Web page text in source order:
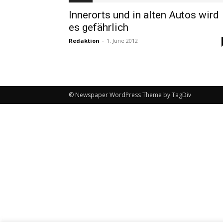
Innerorts und in alten Autos wird
es gefährlich
Redaktion - 1. June 2012
© Newspaper WordPress Theme by TagDiv